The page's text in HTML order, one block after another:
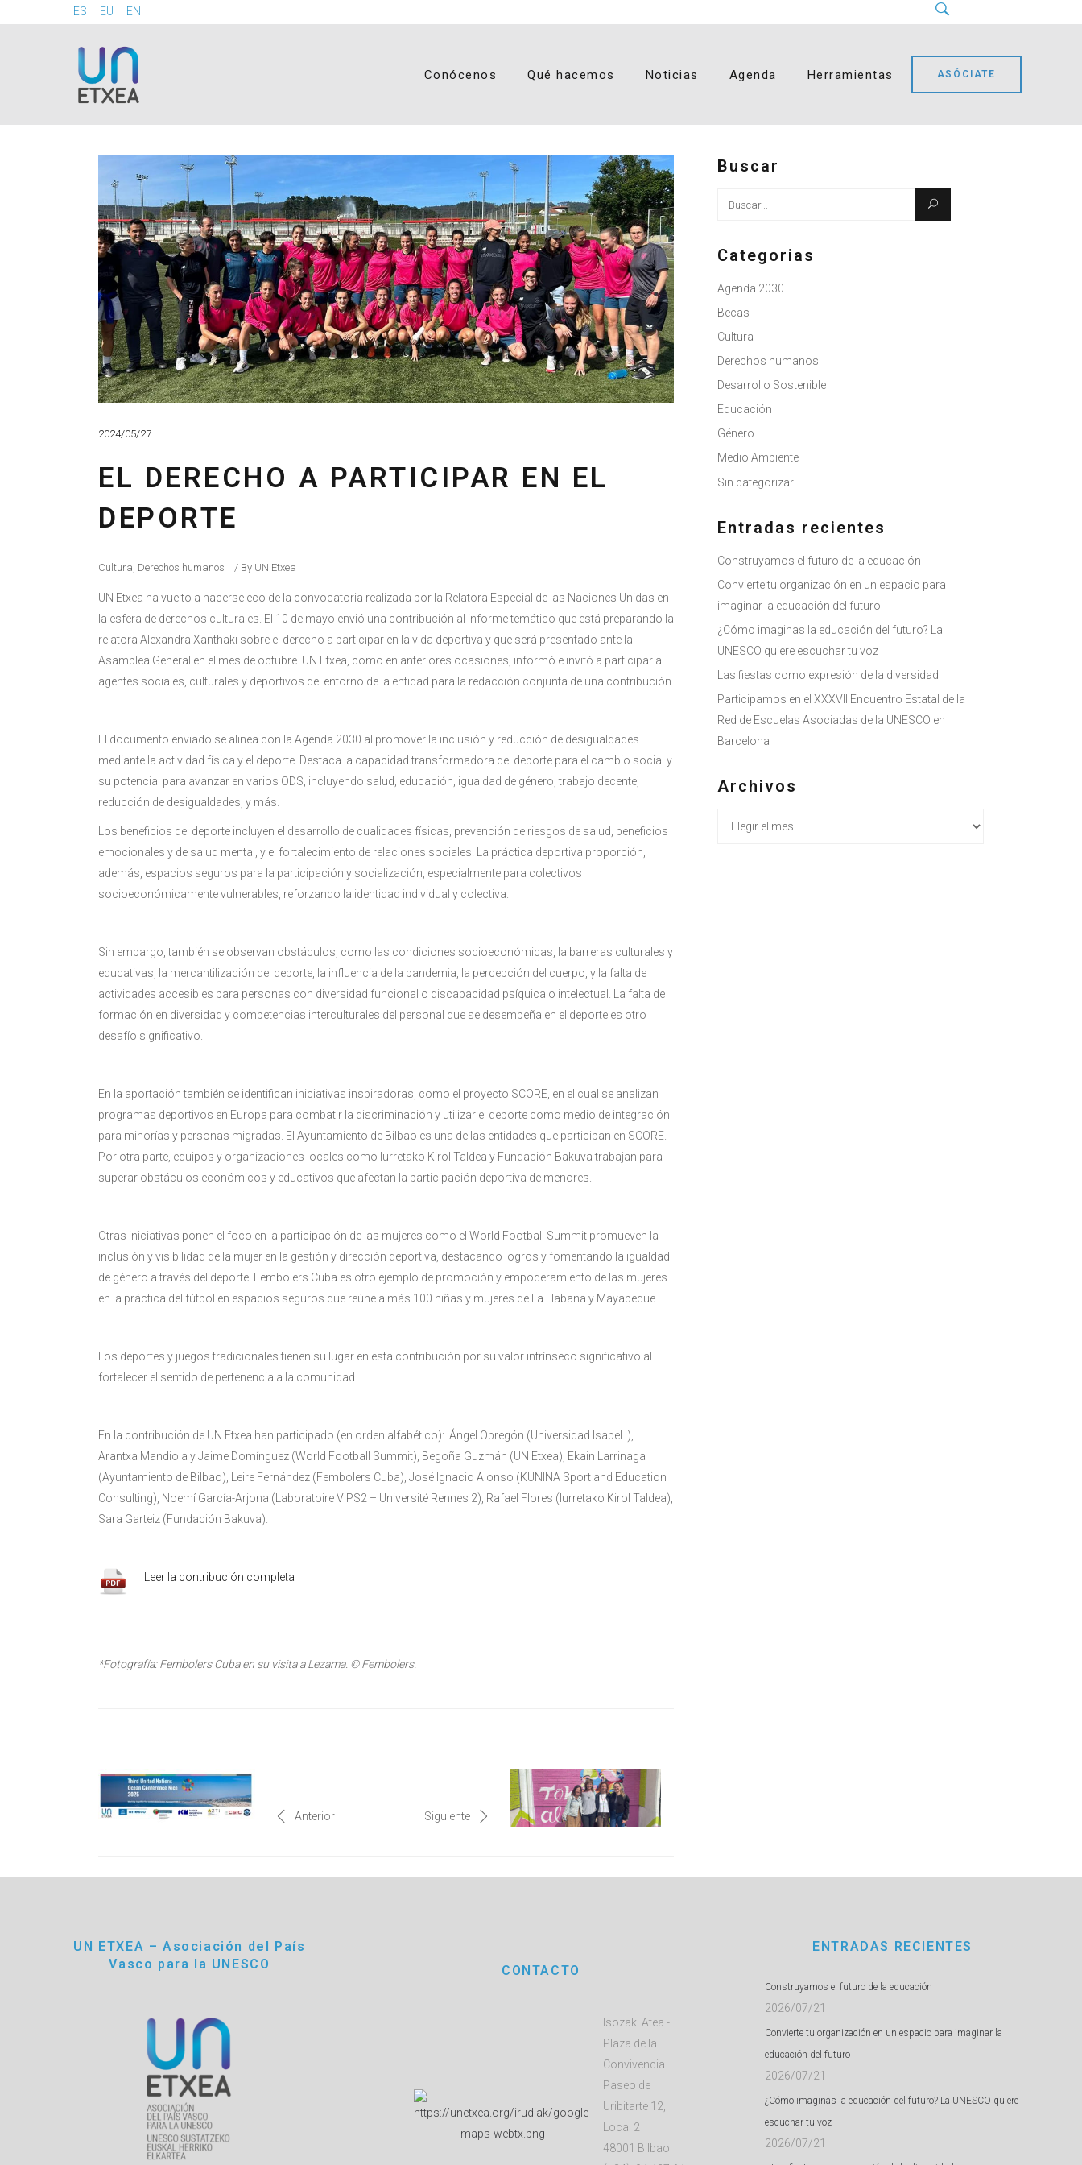
ES EU EN
Conócenos Qué hacemos Noticias Agenda Herramientas ASÓCIATE
2024/05/27
EL DERECHO A PARTICIPAR EN EL
DEPORTE
Cultura Derechos humanos By UN Etxea
UN Etxea ha vuelto a hacerse eco de la convocatoria realizada por la Relatora Especial de las Naciones Unidas en
la esfera de derechos culturales. El 10 de mayo envió una contribución al informe temático que está preparando la
relatora Alexandra Xanthaki sobre el derecho a participar en la vida deportiva y que será presentado ante la
Asamblea General en el mes de octubre. UN Etxea, como en anteriores ocasiones, informó e invitó a participar a
agentes sociales, culturales y deportivos del entorno de la entidad para la redacción conjunta de una contribución.
El documento enviado se alinea con la Agenda 2030 al promover la inclusión y reducción de desigualdades
mediante la actividad física y el deporte. Destaca la capacidad transformadora del deporte para el cambio social y
su potencial para avanzar en varios ODS, incluyendo salud, educación, igualdad de género, trabajo decente,
reducción de desigualdades, y más.
Los beneficios del deporte incluyen el desarrollo de cualidades físicas, prevención de riesgos de salud, beneficios
emocionales y de salud mental, y el fortalecimiento de relaciones sociales. La práctica deportiva proporción,
además, espacios seguros para la participación y socialización, especialmente para colectivos
socioeconómicamente vulnerables, reforzando la identidad individual y colectiva.
Sin embargo, también se observan obstáculos, como las condiciones socioeconómicas, la barreras culturales y
educativas, la mercantilización del deporte, la influencia de la pandemia, la percepción del cuerpo, y la falta de
actividades accesibles para personas con diversidad funcional o discapacidad psíquica o intelectual​​. La falta de
formación en diversidad y competencias interculturales del personal que se desempeña en el deporte es otro
desafío significativo​​.
En la aportación también se identifican iniciativas inspiradoras, como el proyecto SCORE, en el cual se analizan
programas deportivos en Europa para combatir la discriminación y utilizar el deporte como medio de integración
para minorías y personas migradas. El Ayuntamiento de Bilbao es una de las entidades que participan en SCORE.
Por otra parte, equipos y organizaciones locales como Iurretako Kirol Taldea y Fundación Bakuva trabajan para
superar obstáculos económicos y educativos que afectan la participación deportiva de menores​​.
Otras iniciativas ponen el foco en la participación de las mujeres como el World Football Summit promueven la
inclusión y visibilidad de la mujer en la gestión y dirección deportiva, destacando logros y fomentando la igualdad
de género a través del deporte​​. Fembolers Cuba es otro ejemplo de promoción y empoderamiento de las mujeres
en la práctica del fútbol en espacios seguros que reúne a más 100 niñas y mujeres de La Habana y Mayabeque.
Los deportes y juegos tradicionales tienen su lugar en esta contribución por su valor intrínseco significativo al
fortalecer el sentido de pertenencia a la comunidad.
En la contribución de UN Etxea han participado (en orden alfabético): Ángel Obregón (Universidad Isabel I),
Arantxa Mandiola y Jaime Domínguez (World Football Summit), Begoña Guzmán (UN Etxea), Ekain Larrinaga
(Ayuntamiento de Bilbao), Leire Fernández (Fembolers Cuba), José Ignacio Alonso (KUNINA Sport and Education
Consulting), Noemí García-Arjona (Laboratoire VIPS2 – Université Rennes 2), Rafael Flores (Iurretako Kirol Taldea),
Sara Garteiz (Fundación Bakuva).
Leer la contribución completa
*Fotografía: Fembolers Cuba en su visita a Lezama. © Fembolers.
Anterior Siguiente
Buscar
Categorias
Agenda 2030
Becas
Cultura
Derechos humanos
Desarrollo Sostenible
Educación
Género
Medio Ambiente
Sin categorizar
Entradas recientes
Construyamos el futuro de la educación
Convierte tu organización en un espacio para
imaginar la educación del futuro
¿Cómo imaginas la educación del futuro? La
UNESCO quiere escuchar tu voz
Las fiestas como expresión de la diversidad
Participamos en el XXXVII Encuentro Estatal de la
Red de Escuelas Asociadas de la UNESCO en
Barcelona
Archivos
Archivos
UN ETXEA – Asociación del País
Vasco para la UNESCO
CONTACTO
Isozaki Atea -
Plaza de la
Convivencia
Paseo de
Uribitarte 12,
Local 2
48001 Bilbao
ENTRADAS RECIENTES
Construyamos el futuro de la educación
2026/07/21
Convierte tu organización en un espacio para imaginar la
educación del futuro
2026/07/21
¿Cómo imaginas la educación del futuro? La UNESCO quiere
escuchar tu voz
2026/07/21